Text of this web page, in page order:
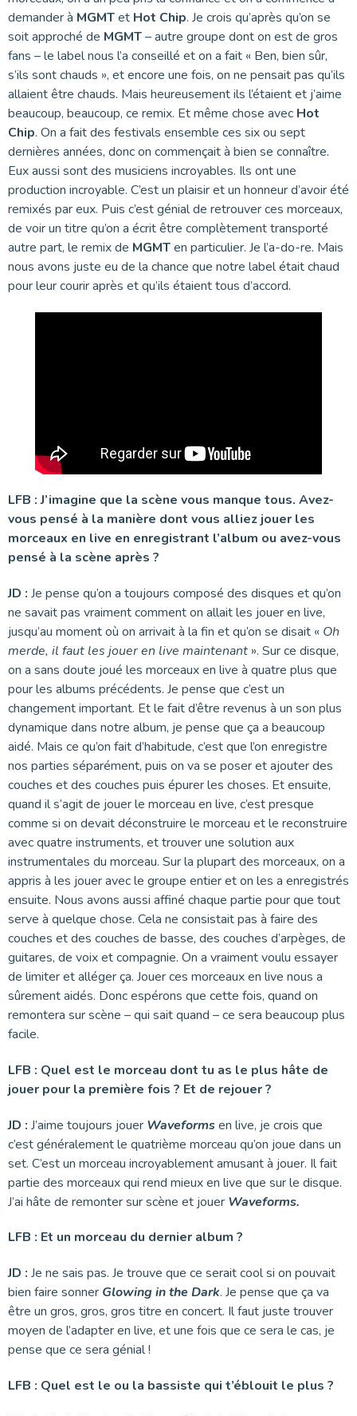
demander à MGMTet Hot Chip. Je crois qu’après qu’on se
soit approché de MGMT– autre groupe dont on est de gros
fans – le label nous l’a conseillé et on a fait « Ben, bien sûr,
s’ils sont chauds », et encore une fois, on ne pensait pas qu’ils
allaient être chauds. Mais heureusement ils l’étaient et j’aime
beaucoup, beaucoup, ce remix. Et même chose avec Hot
Chip. On a fait des festivals ensemble ces six ou sept
dernières années, donc on commençait à bien se connaître.
Eux aussi sont des musiciens incroyables. Ils ont une
production incroyable. C’est un plaisir et un honneur d’avoir été
remixés par eux. Puis c’est génial de retrouver ces morceaux,
de voir un titre qu’on a écrit être complètement transporté
autre part, le remix de MGMTen particulier. Je l’a-do-re. Mais
nous avons juste eu de la chance que notre label était chaud
pour leur courir après et qu’ils étaient tous d’accord.
LFB : J’imagine que la scène vous manque tous. Avez-
vous pensé à la manière dont vous alliez jouer les
morceaux en live en enregistrant l’album ou avez-vous
pensé à la scène après ?
JD : Je pense qu’on a toujours composé des disques et qu’on
ne savait pas vraiment comment on allait les jouer en live,
jusqu’au moment où on arrivait à la fin et qu’on se disait « Oh
merde, il faut les jouer en live maintenant ». Sur ce disque,
on a sans doute joué les morceaux en live à quatre plus que
pour les albums précédents. Je pense que c’est un
changement important. Et le fait d’être revenus à un son plus
dynamique dans notre album, je pense que ça a beaucoup
aidé. Mais ce qu’on fait d’habitude, c’est que l’on enregistre
nos parties séparément, puis on va se poser et ajouter des
couches et des couches puis épurer les choses. Et ensuite,
quand il s’agit de jouer le morceau en live, c’est presque
comme si on devait déconstruire le morceau et le reconstruire
avec quatre instruments, et trouver une solution aux
instrumentales du morceau. Sur la plupart des morceaux, on a
appris à les jouer avec le groupe entier et on les a enregistrés
ensuite. Nous avons aussi affiné chaque partie pour que tout
serve à quelque chose. Cela ne consistait pas à faire des
couches et des couches de basse, des couches d’arpèges, de
guitares, de voix et compagnie. On a vraiment voulu essayer
de limiter et alléger ça. Jouer ces morceaux en live nous a
sûrement aidés. Donc espérons que cette fois, quand on
remontera sur scène – qui sait quand – ce sera beaucoup plus
facile.
LFB : Quel est le morceau dont tu as le plus hâte de
jouer pour la première fois ? Et de rejouer ?
JD : J’aime toujours jouer Waveformsen live, je crois que
c’est généralement le quatrième morceau qu’on joue dans un
set. C’est un morceau incroyablement amusant à jouer. Il fait
partie des morceaux qui rend mieux en live que sur le disque.
J’ai hâte de remonter sur scène et jouer Waveforms.
LFB : Et un morceau du dernier album ?
JD : Je ne sais pas. Je trouve que ce serait cool si on pouvait
bien faire sonner Glowing in the Dark. Je pense que ça va
être un gros, gros, gros titre en concert. Il faut juste trouver
moyen de l’adapter en live, et une fois que ce sera le cas, je
pense que ce sera génial !
LFB : Quel est le ou la bassiste qui t’éblouit le plus ?